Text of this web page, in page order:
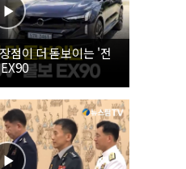
점이 더 돋보이는 '전